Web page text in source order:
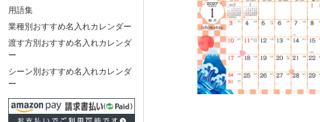
用語集
業種別おすすめ名入れカレンダー
渡す方別おすすめ名入れカレンダ
ー
シーン別おすすめ名入れカレンダ
ー